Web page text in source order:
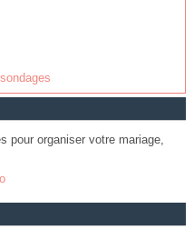
pour organiser votre mariage,